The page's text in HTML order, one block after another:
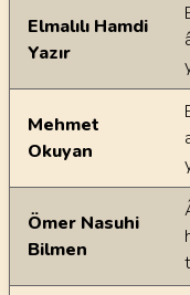
Elmalılı Hamdi
Yazır
Mehmet
Okuyan
Ömer Nasuhi
Bilmen